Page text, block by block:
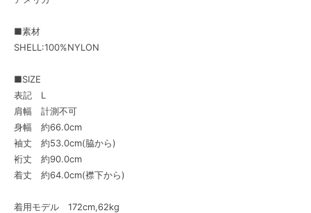
■素材
SHELL:100%NYLON
■SIZE
表記 L
肩幅 計測不可
身幅 約66.0cm
袖丈 約53.0cm(脇から)
裄丈 約90.0cm
着丈 約64.0cm(襟下から)
着用モデル 172cm,62kg